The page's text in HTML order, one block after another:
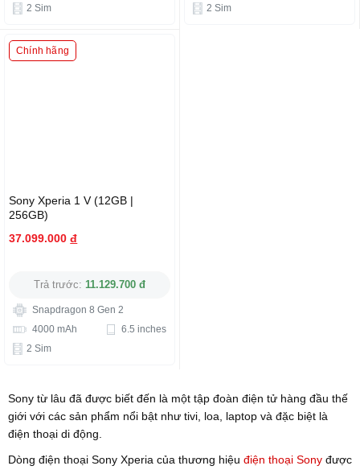
2 Sim
2 Sim
Chính hãng
Sony Xperia 1 V (12GB |
256GB)
37.099.000 đ
Trả trước: 11.129.700 đ
Snapdragon 8 Gen 2
4000 mAh
6.5 inches
2 Sim
Sony từ lâu đã được biết đến là một tập đoàn điện tử hàng đầu thế
giới với các sản phẩm nổi bật như tivi, loa, laptop và đặc biệt là
điện thoại di động.
Dòng điện thoại Sony Xperia của thương hiệu điện thoại Sony được